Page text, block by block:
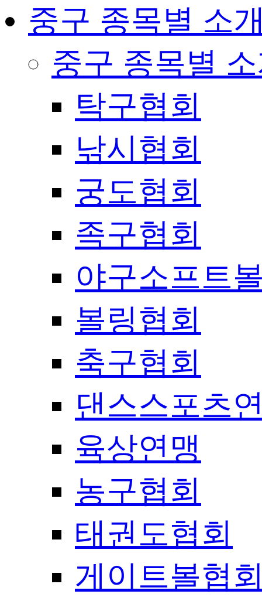
중구 종목별 소
중구 종목별
탁구협회
낚시협회
궁도협회
족구협회
야구소프트
볼링협회
축구협회
댄스스포츠
육상연맹
농구협회
태권도협회
게이트볼협